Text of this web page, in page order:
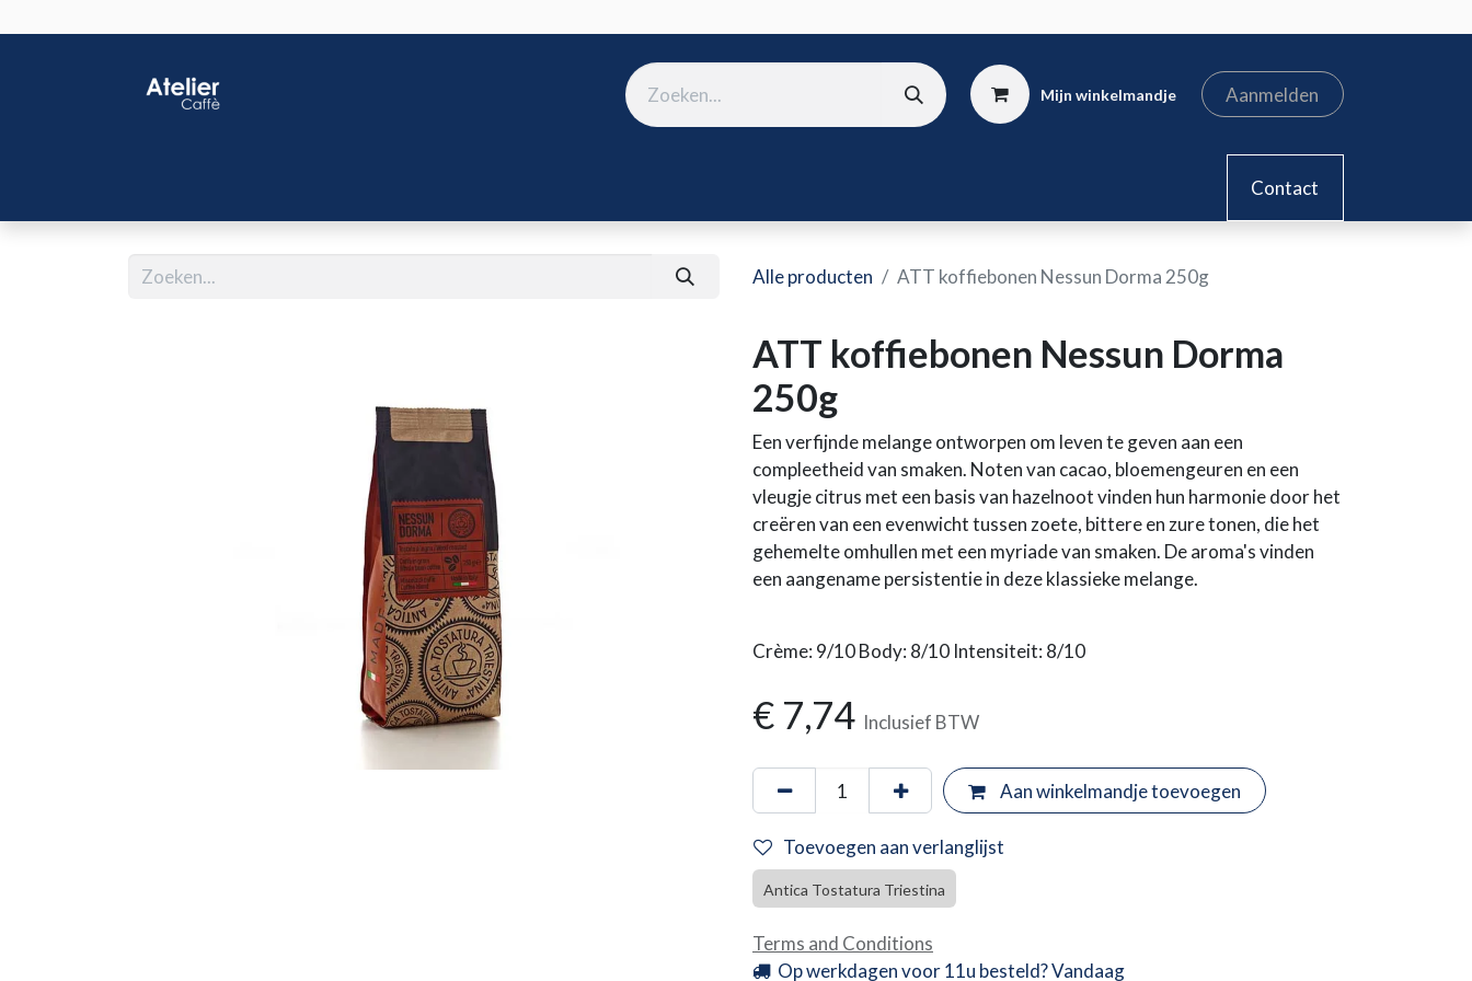
Mijn winkelmandje Aanmelden
Contact
Alle producten ATT koffiebonen Nessun Dorma 250g
ATT koffiebonen Nessun Dorma
250g
Een verfijnde melange ontworpen om leven te geven aan een
compleetheid van smaken. Noten van cacao, bloemengeuren en een
vleugje citrus met een basis van hazelnoot vinden hun harmonie door het
creëren van een evenwicht tussen zoete, bittere en zure tonen, die het
gehemelte omhullen met een myriade van smaken. De aroma's vinden
een aangename persistentie in deze klassieke melange.
Crème: 9/10 Body: 8/10 Intensiteit: 8/10
€ 7,74 Inclusief BTW
Aan winkelmandje toevoegen
Toevoegen aan verlanglijst
Antica Tostatura Triestina
Terms and Conditions
Op werkdagen voor 11u besteld? Vandaag